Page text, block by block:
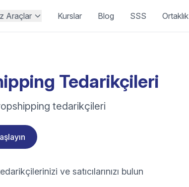
Araçlar Kurslar Blog SSS Ortaklık
Tedarikçileri
tedarikçileri
ve satıcılarınızı bulun